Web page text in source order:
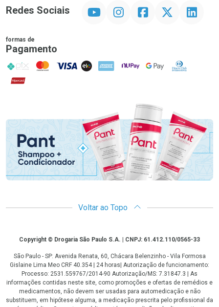
Redes Sociais InstagramFacebookTwitter Linkedin
formas de
Pagamento
PIX MasterCard
VISA ELO AMEX NuPay Google PayDiners Club
Hipercard
Promoção em Destaque
Voltar ao Topo
CopyrightCopyright © Drogaria São Paulo S.A. | CNPJ: 61.412.110/0565-33
São Paulo - SP: Avenida Renata, 60, Chácara Belenzinho - Vila Formosa
Gislaine Lima Meo CRF 40.354 | 24 horas| Autorização de funcionamento:
Processo: 2531.559767/2014-90 Autorização/MS: 7.31847.3 | As
informações contidas neste site, como promoções e ofertas de remédios e
medicamentos, não devem ser usadas para automedicação e não
substituem, em hipótese alguma, a medicação prescrita pelo profissional da